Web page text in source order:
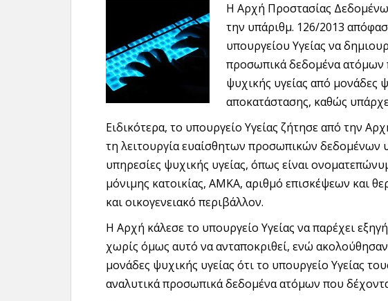
Η Αρχή Προστασίας
την υπ΄αριθμ. 126/2013
υπουργείου Υγείας να
προσωπικά δεδομένα ατόμων
ψυχικής υγείας από μονάδες
αποκατάστασης, καθώς
Ειδικότερα, το υπουργείο Υγείας ζήτησε από την
τη λειτουργία ευαίσθητων προσωπικών δεδομένων
υπηρεσίες ψυχικής υγείας, όπως είναι
μόνιμης κατοικίας, ΑΜΚΑ, αριθμό επισκέψεων και
και οικογενειακό περιβάλλον.
Η Αρχή κάλεσε το υπουργείο Υγείας να παρέχει
χωρίς όμως αυτό να ανταποκριθεί, ενώ
μονάδες ψυχικής υγείας ότι το υπουργείο Υγείας
αναλυτικά προσωπικά δεδομένα ατόμων που